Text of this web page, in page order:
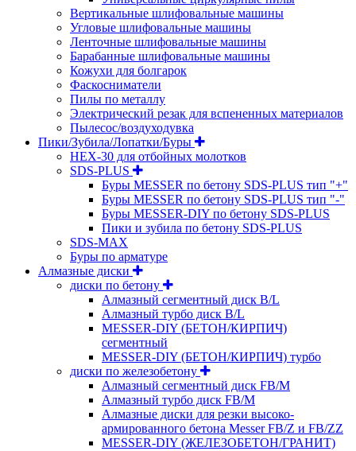
Вертикальные шлифовальные машины
Угловые шлифовальные машины
Ленточные шлифовальные машины
Барабанные шлифовальные машины
Кожухи для болгарок
Фаскосниматели
Пилы по металлу
Электрический резак для вспененных материалов
Пылесос/воздуходувка
Пики/Зубила/Лопатки/Буры
HEX-30 для отбойных молотков
SDS-PLUS
Буры MESSER по бетону SDS-PLUS тип "+"
Буры MESSER по бетону SDS-PLUS тип "-"
Буры MESSER-DIY по бетону SDS-PLUS
Пики и зубила по бетону SDS-PLUS
SDS-MAX
Буры по арматуре
Алмазные диски
диски по бетону
Алмазный сегментный диск B/L
Алмазный турбо диск B/L
MESSER-DIY (БЕТОН/КИРПИЧ)
сегментный
MESSER-DIY (БЕТОН/КИРПИЧ) турбо
диски по железобетону
Алмазный сегментный диск FB/M
Алмазный турбо диск FB/M
Алмазные диски для резки высоко-
армированного бетона Messer FB/Z и FB/ZZ
MESSER-DIY (ЖЕЛЕЗОБЕТОН/ГРАНИТ)